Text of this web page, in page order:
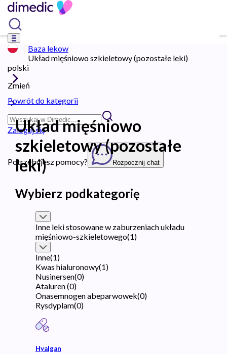
polski
Zmień
Zaloguj się
Potrzebujesz pomocy? Rozpocznij chat
Baza lekow
Układ mięśniowo szkieletowy (pozostałe leki)
Powrót do kategorii
Układ mięśniowo
szkieletowy (pozostałe
leki)
Wybierz podkategorię
Inne leki stosowane w zaburzeniach układu
mięśniowo-szkieletowego(1)
Inne(1)
Kwas hialuronowy(1)
Nusinersen(0)
Ataluren(0)
Onasemnogen abeparwowek(0)
Rysdyplam(0)
Hyalgan